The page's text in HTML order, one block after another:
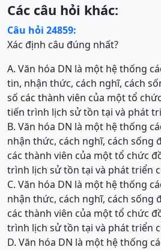
Các câu hỏi khác:
Câu hỏi 24859:
Xác định câu đúng nhất?
A. Văn hóa DN là một hệ thống
tin, nhận thức, cách nghĩ, cách
số các thành viên của một tổ
tiến trình lịch sử tồn tại và phát
B. Văn hóa DN là một hệ thống
nhận thức, cách nghĩ, cách sống
các thành viên của một tổ chức
trình lịch sử tồn tại và phát triển
C. Văn hóa DN là một hệ thống
nhận thức, cách nghĩ, cách sống
các thành viên của một tổ chức
trình lịch sử tồn tại và phát triển
D. Văn hóa DN là một hệ thống